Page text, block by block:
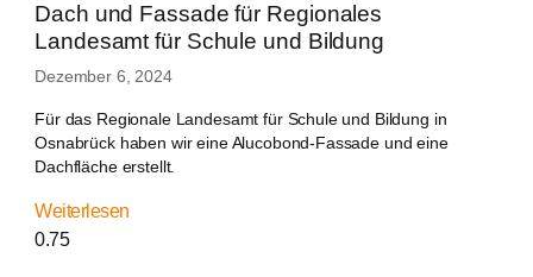
Dach und Fassade für Regionales
Landesamt für Schule und Bildung
Dezember 6, 2024
Für das Regionale Landesamt für Schule und Bildung in
Osnabrück haben wir eine Alucobond-Fassade und eine
Dachfläche erstellt.
Weiterlesen